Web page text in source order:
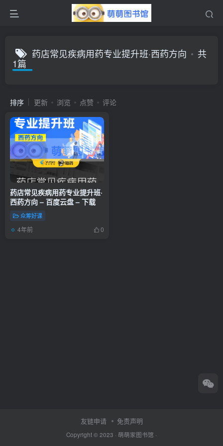
药店常见疾病用药专业提升班·西药方向 共
1篇
排序 更新 浏览 点赞 评论
药店常见疾病用药专业提升班·
西药方向 – 百度云盘 – 下载
众筹好课
4年前 0
友链申请 免责声明
Copyright © 2023 · 萌萌家图书馆 ·